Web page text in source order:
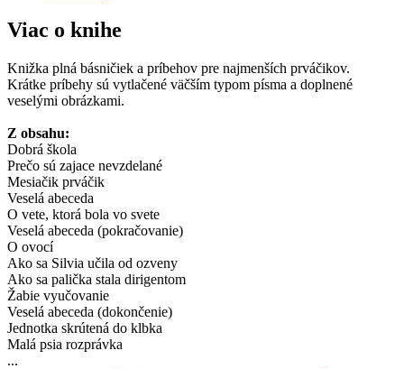
Viac o knihe
Knižka plná básničiek a príbehov pre najmenších prváčikov.
Krátke príbehy sú vytlačené väčším typom písma a doplnené
veselými obrázkami.
Z obsahu:
Dobrá škola
Prečo sú zajace nevzdelané
Mesiačik prváčik
Veselá abeceda
O vete, ktorá bola vo svete
Veselá abeceda (pokračovanie)
O ovocí
Ako sa Silvia učila od ozveny
Ako sa palička stala dirigentom
Žabie vyučovanie
Veselá abeceda (dokončenie)
Jednotka skrútená do klbka
Malá psia rozprávka
...